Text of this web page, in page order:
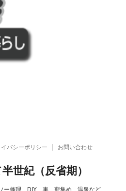
バシーポリシー お問い合わせ
世紀（反省期）